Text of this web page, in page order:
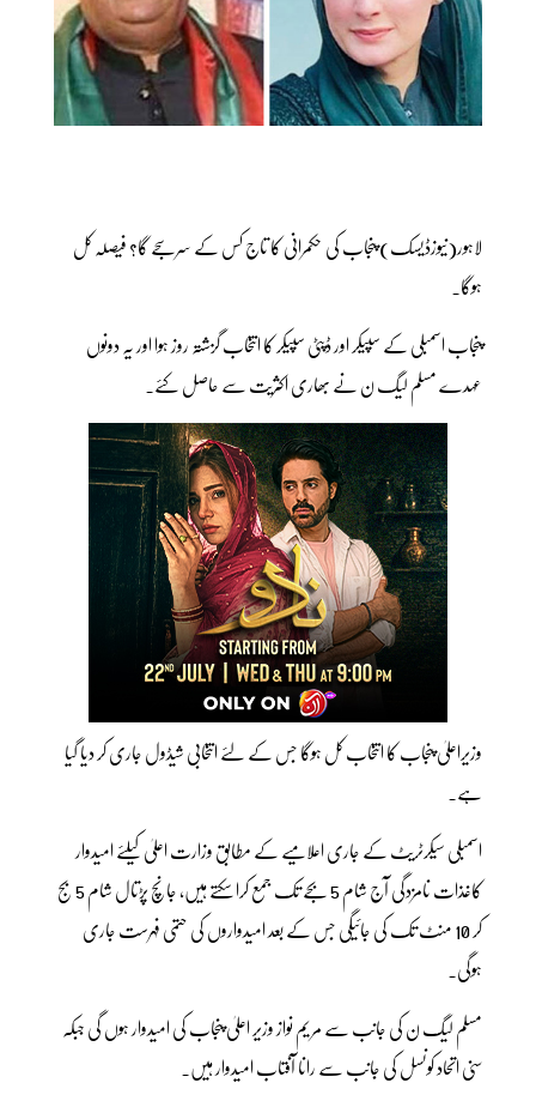
لاہور(نیوزڈیسک) پنجاب کی حکمرانی کا تاج کس کے سر سجے گا؟ فیصلہ کل
ہوگا۔
پنجاب اسمبلی کے سپیکر اور ڈپٹی سپیکر کا انتخاب گزشتہ روز ہوا اور یہ دونوں
عہدے مسلم لیگ ن نے بھاری اکثریت سے حاصل کئے۔
وزیراعلیٰ پنجاب کا انتخاب کل ہوگا جس کے لئے انتخابی شیڈول جاری کر دیا گیا
ہے۔
اسمبلی سیکرٹریٹ کے جاری اعلامیے کے مطابق وزارت اعلیٰ کیلئے امیدوار
کاغذات نامزدگی آج شام 5 بجے تک جمع کرا سکتے ہیں، جانچ پڑتال شام 5 بج
کر 10 منٹ تک کی جائیگی جس کے بعد امیدواروں کی حتمی فہرست جاری
ہوگی۔
مسلم لیگ ن کی جانب سے مریم نواز وزیر اعلیٰ پنجاب کی امیدوار ہوں گی جبکہ
سنی اتحاد کونسل کی جانب سے رانا آفتاب امیدوار ہیں۔